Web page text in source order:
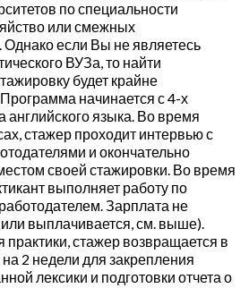
по специальности
или смежных
Однако если Вы не являетесь
ВУЗа, то найти
будет крайне
начинается с 4-х
английского языка. Во время
стажер проходит интервью с
и окончательно
своей стажировки. Во время
выполняет работу по
Зарплата не
выплачивается, см. выше).
практики, стажер возвращается в
2 недели для закрепления
лексики и подготовки отчета о